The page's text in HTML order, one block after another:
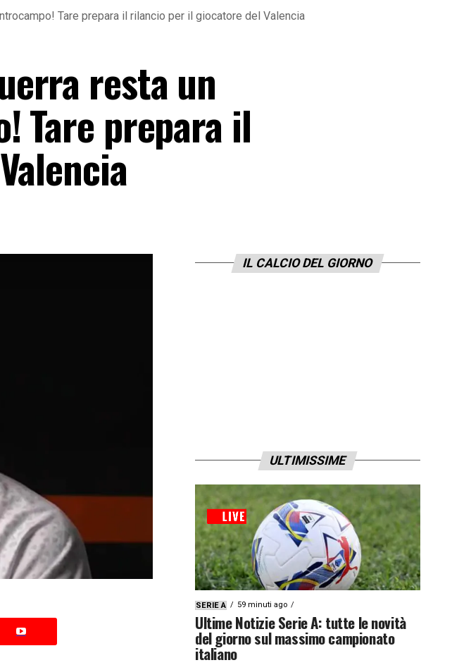
Tare prepara il rilancio per il giocatore del Valencia
resta un
Tare prepara il
IL CALCIO DEL GIORNO
ULTIMISSIME
SERIE A 59 minuti ago
Ultime Notizie Serie A: tutte le novità
del giorno sul massimo campionato
italiano